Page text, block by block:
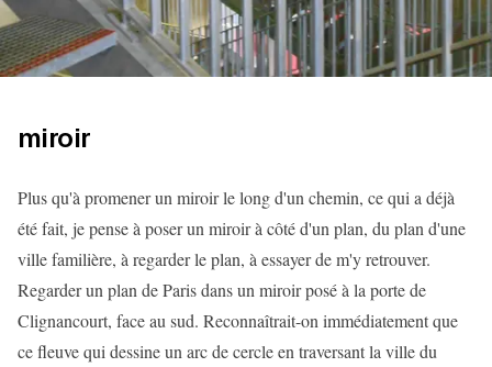
miroir
Plus qu'à promener un miroir le long d'un chemin, ce qui a déjà
été fait, je pense à poser un miroir à côté d'un plan, du plan d'une
ville familière, à regarder le plan, à essayer de m'y retrouver.
Regarder un plan de Paris dans un miroir posé à la porte de
Clignancourt, face au sud. Reconnaîtrait-on immédiatement que
ce fleuve qui dessine un arc de cercle en traversant la ville du